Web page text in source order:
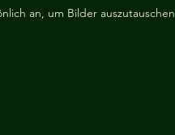
an, um Bilder auszutauschen